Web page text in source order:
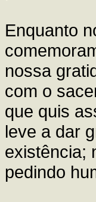
Enquanto
nossa
com o
que quis
leve a dar
existência;
pedindo